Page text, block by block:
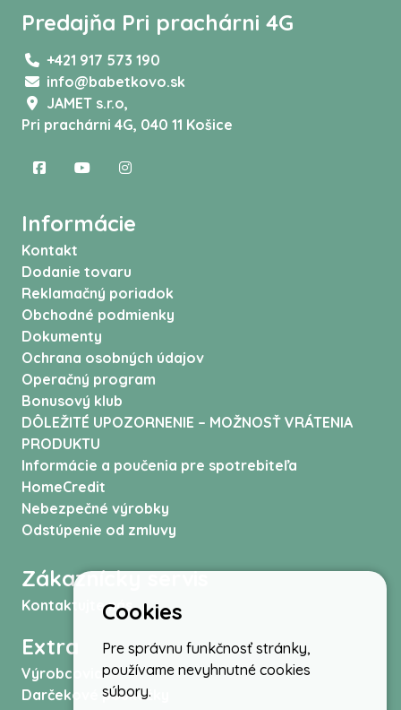
Predajňa Pri prachárni 4G
+421 917 573 190
info@babetkovo.sk
JAMET s.r.o,
Pri prachárni 4G, 040 11 Košice
Informácie
Kontakt
Dodanie tovaru
Reklamačný poriadok
Obchodné podmienky
Dokumenty
Ochrana osobných údajov
Operačný program
Bonusový klub
DÔLEŽITÉ UPOZORNENIE – MOŽNOSŤ VRÁTENIA
PRODUKTU
Informácie a poučenia pre spotrebiteľa
HomeCredit
Nebezpečné výrobky
Odstúpenie od zmluvy
Zákaznícky servis
Kontaktujte nás
Extra
Výrobcovia
Darčekové poukážky
Cookies
Pre správnu funkčnosť stránky,
používame nevyhnutné cookies
súbory.